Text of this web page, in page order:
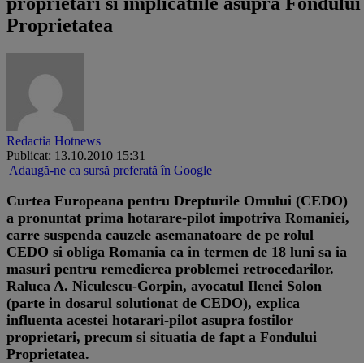
Proprietatea
Redactia Hotnews
Publicat: 13.10.2010 15:31
Adaugă-ne ca sursă preferată în Google
Curtea Europeana pentru Drepturile Omului (CEDO)
a pronuntat prima hotarare-pilot impotriva Romaniei,
carre suspenda cauzele asemanatoare de pe rolul
CEDO si obliga Romania ca in termen de 18 luni sa ia
masuri pentru remedierea problemei retrocedarilor.
Raluca A. Niculescu-Gorpin, avocatul Ilenei Solon
(parte in dosarul solutionat de CEDO), explica
influenta acestei hotarari-pilot asupra fostilor
proprietari, precum si situatia de fapt a Fondului
Proprietatea.